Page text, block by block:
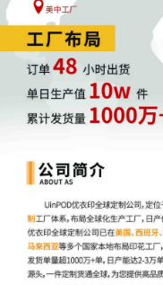
争力，将成为未来两年